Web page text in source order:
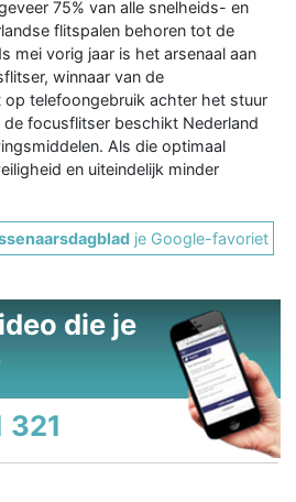
75% van alle snelheids- en
flitspalen behoren tot de
mei vorig jaar is het arsenaal aan
winnaar van de
telefoongebruik achter het stuur
focusflitser beschikt Nederland
Als die optimaal
en uiteindelijk minder
je Google-favoriet
die je
321